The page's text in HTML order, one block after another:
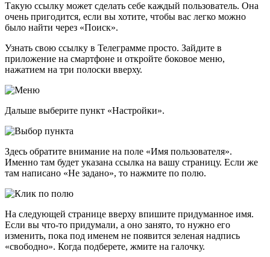
Такую ссылку может сделать себе каждый пользователь. Она
очень пригодится, если вы хотите, чтобы вас легко можно
было найти через «Поиск».
Узнать свою ссылку в Телеграмме просто. Зайдите в
приложение на смартфоне и откройте боковое меню,
нажатием на три полоски вверху.
Дальше выберите пункт «Настройки».
Здесь обратите внимание на поле «Имя пользователя».
Именно там будет указана ссылка на вашу страницу. Если же
там написано «Не задано», то нажмите по полю.
На следующей странице вверху впишите придуманное имя.
Если вы что-то придумали, а оно занято, то нужно его
изменить, пока под именем не появится зеленая надпись
«свободно». Когда подберете, жмите на галочку.